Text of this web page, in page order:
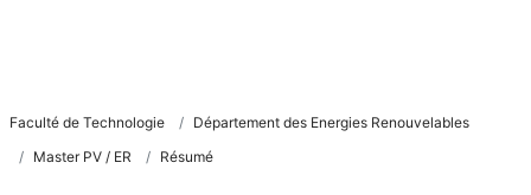
Faculté de Technologie
Département des Energies Renouvelables
Master PV / ER
Résumé